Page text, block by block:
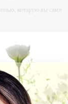
которую вы сами
его мимо ушей. Он
его дал.
их дают мне.